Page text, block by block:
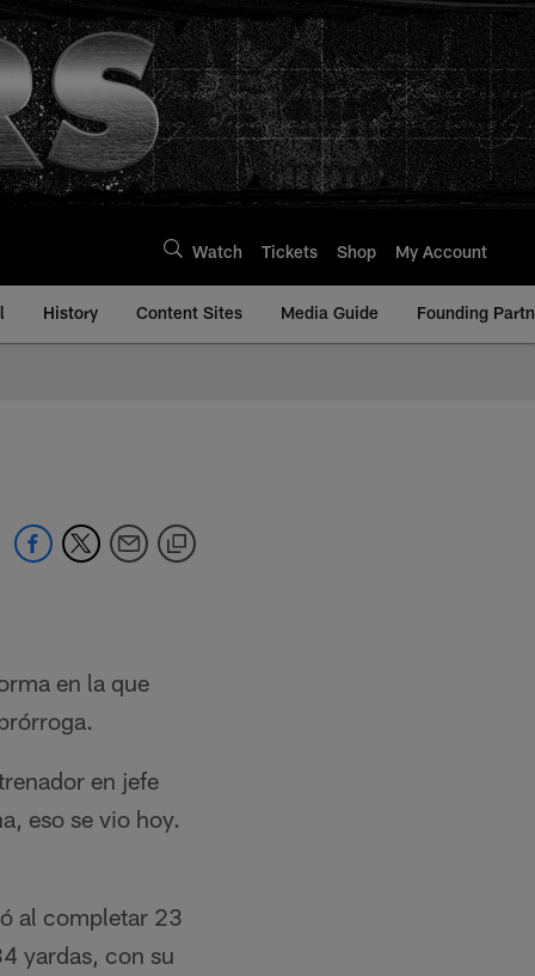
Watch Tickets Shop My Account
History Content Sites Media Guide Founding
en la que
en jefe
eso se vio hoy.
al completar 23
yardas, con su